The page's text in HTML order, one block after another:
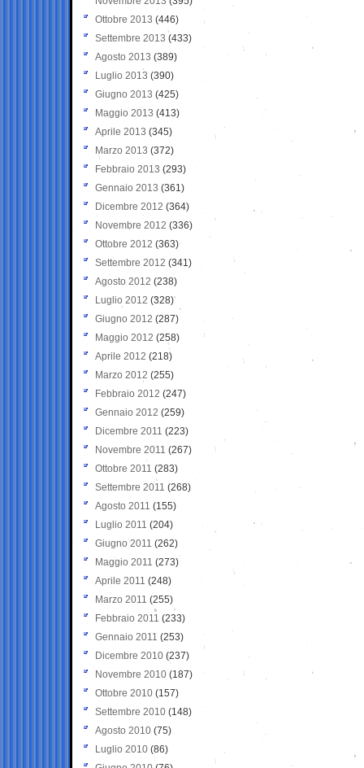
Ottobre 2013 (446)
Settembre 2013 (433)
Agosto 2013 (389)
Luglio 2013 (390)
Giugno 2013 (425)
Maggio 2013 (413)
Aprile 2013 (345)
Marzo 2013 (372)
Febbraio 2013 (293)
Gennaio 2013 (361)
Dicembre 2012 (364)
Novembre 2012 (336)
Ottobre 2012 (363)
Settembre 2012 (341)
Agosto 2012 (238)
Luglio 2012 (328)
Giugno 2012 (287)
Maggio 2012 (258)
Aprile 2012 (218)
Marzo 2012 (255)
Febbraio 2012 (247)
Gennaio 2012 (259)
Dicembre 2011 (223)
Novembre 2011 (267)
Ottobre 2011 (283)
Settembre 2011 (268)
Agosto 2011 (155)
Luglio 2011 (204)
Giugno 2011 (262)
Maggio 2011 (273)
Aprile 2011 (248)
Marzo 2011 (255)
Febbraio 2011 (233)
Gennaio 2011 (253)
Dicembre 2010 (237)
Novembre 2010 (187)
Ottobre 2010 (157)
Settembre 2010 (148)
Agosto 2010 (75)
Luglio 2010 (86)